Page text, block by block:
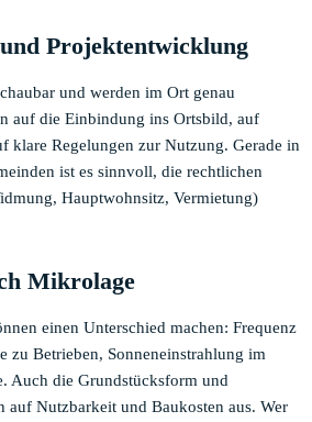
Projektentwicklung
und werden im Ort genau
auf die Einbindung ins Ortsbild, auf
klare Regelungen zur Nutzung. Gerade in
ist es sinnvoll, die rechtlichen
Hauptwohnsitz, Vermietung)
Mikrolage
einen Unterschied machen: Frequenz
zu Betrieben, Sonneneinstrahlung im
Auch die Grundstücksform und
auf Nutzbarkeit und Baukosten aus. Wer